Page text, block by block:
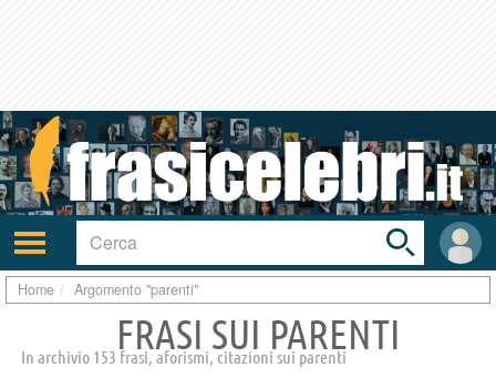
Attiva/disattiva
navigazione
User
area
Toggle
search
bar
Home Argomento "parenti"
FRASI SUI PARENTI
In archivio 153 frasi, aforismi, citazioni sui parenti